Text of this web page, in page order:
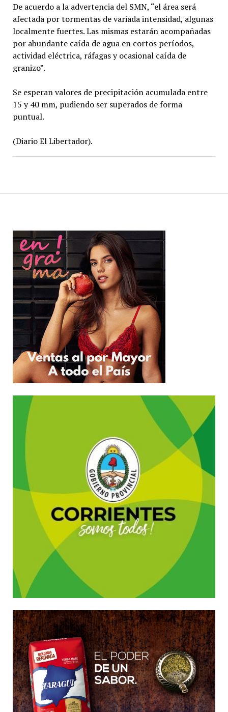
De acuerdo a la advertencia del SMN, “el área será
afectada por tormentas de variada intensidad, algunas
localmente fuertes. Las mismas estarán acompañadas
por abundante caída de agua en cortos períodos,
actividad eléctrica, ráfagas y ocasional caída de
granizo”.
Se esperan valores de precipitación acumulada entre
15 y 40 mm, pudiendo ser superados de forma
puntual.
(Diario El Libertador).